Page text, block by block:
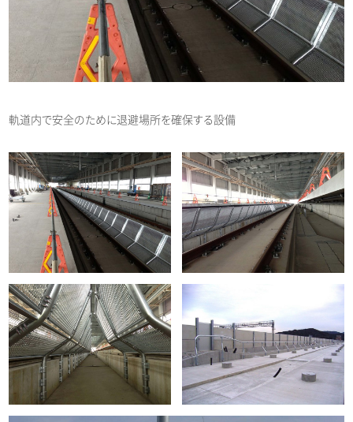
軌道内で安全のために退避場所を確保する設備